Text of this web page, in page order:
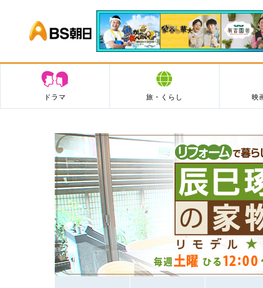
BS朝日
ドラマ 旅・くらし 映